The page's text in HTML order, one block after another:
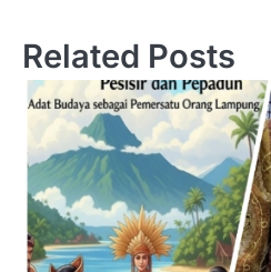
Related Posts